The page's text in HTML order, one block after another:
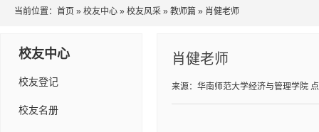
当前位置： 首页 » 校友中心 » 校友风采 » 教师篇 » 肖健老师
校友中心
校友登记
校友名册
肖健老师
来源：华南师范大学经济与管理学院